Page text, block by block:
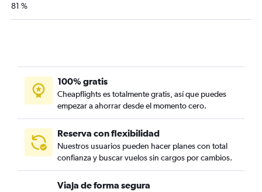
81 %
100% gratis
Cheapflights es totalmente gratis, así que puedes
empezar a ahorrar desde el momento cero.
Reserva con flexibilidad
Nuestros usuarios pueden hacer planes con total
confianza y buscar vuelos sin cargos por cambios.
Viaja de forma segura